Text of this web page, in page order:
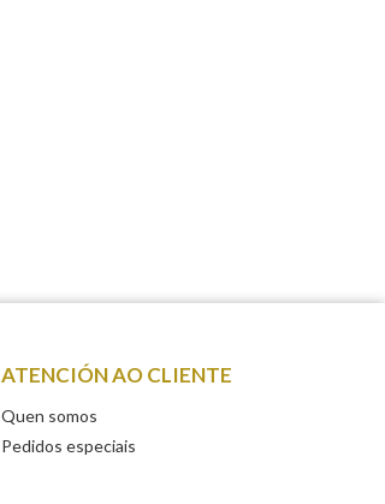
ATENCIÓN AO CLIENTE
Quen somos
Pedidos especiais